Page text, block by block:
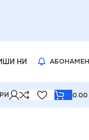
НИ
0.00